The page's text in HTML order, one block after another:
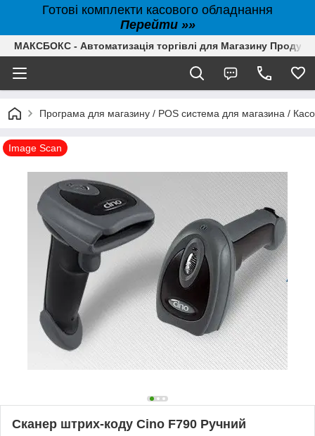
Готові комплекти касового обладнання
Перейти »»
МАКСБОКС - Автоматизація торгівлі для Магазину
Програма для магазину / POS система для магазина /
Image Scan
Сканер штрих-коду Cino F790 Ручний